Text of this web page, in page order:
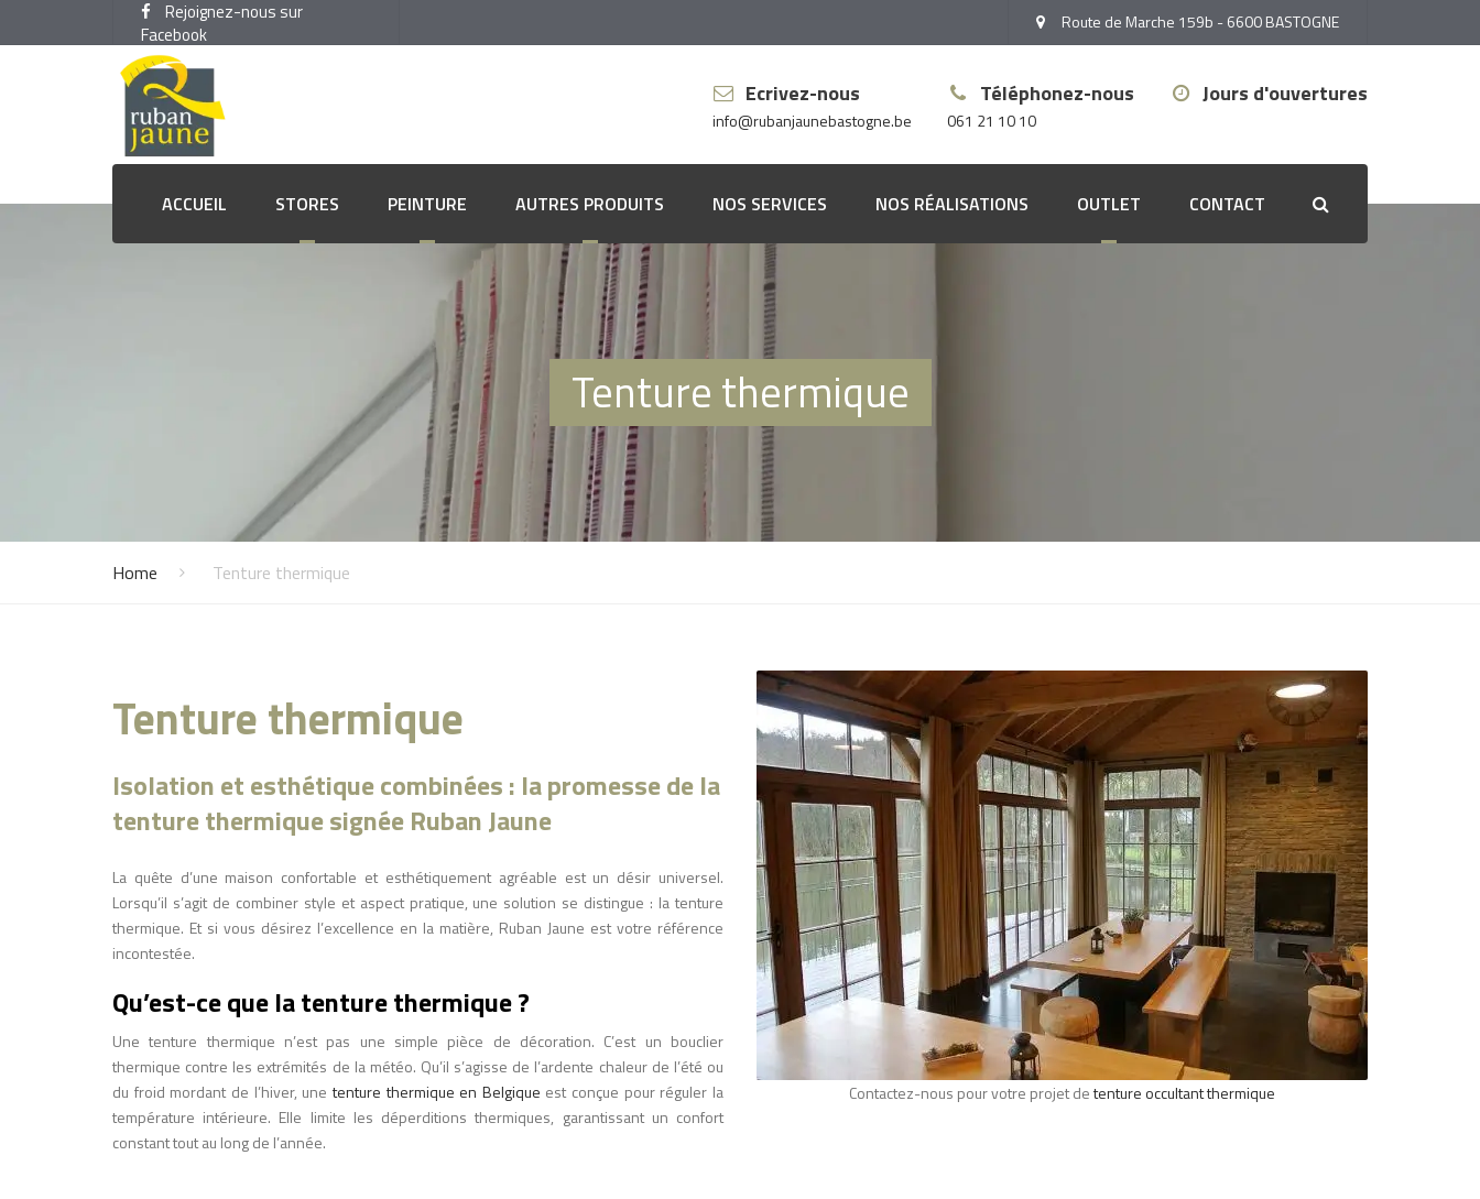
Rejoignez-nous sur
Facebook
Route de Marche 159b - 6600 BASTOGNE
Ecrivez-nous
info@rubanjaunebastogne.be
Téléphonez-nous
061 21 10 10
Jours d'ouvertures
ACCUEIL STORES
Panneaux japonais
PEINTURE
Couche de fond et primer
Finition murs extérieurs
Finition murs intérieurs
Lasures
Vernis
AUTRES PRODUITS
Tapis
Revêtements muraux
Revêtements de sol
Barres à rideaux
Mobilier & Déco
Luminaires
NOS SERVICES NOS RÉALISATIONS OUTLET CONTACT Search
Tenture thermique
Home Tenture thermique
Tenture thermique
Isolation et esthétique combinées : la promesse de la
tenture thermique signée Ruban Jaune
La quête d’une maison confortable et esthétiquement agréable est un désir universel.
Lorsqu’il s’agit de combiner style et aspect pratique, une solution se distingue : la tenture
thermique. Et si vous désirez l’excellence en la matière, Ruban Jaune est votre référence
incontestée.
Qu’est-ce que la tenture thermique ?
Une tenture thermique n’est pas une simple pièce de décoration. C’est un bouclier
thermique contre les extrémités de la météo. Qu’il s’agisse de l’ardente chaleur de l’été ou
du froid mordant de l’hiver, unetenture thermique en Belgique est conçue pour réguler la
température intérieure. Elle limite les déperditions thermiques, garantissant un confort
constant tout au long de l’année.
Contactez-nous pour votre projet detenture occultant thermique